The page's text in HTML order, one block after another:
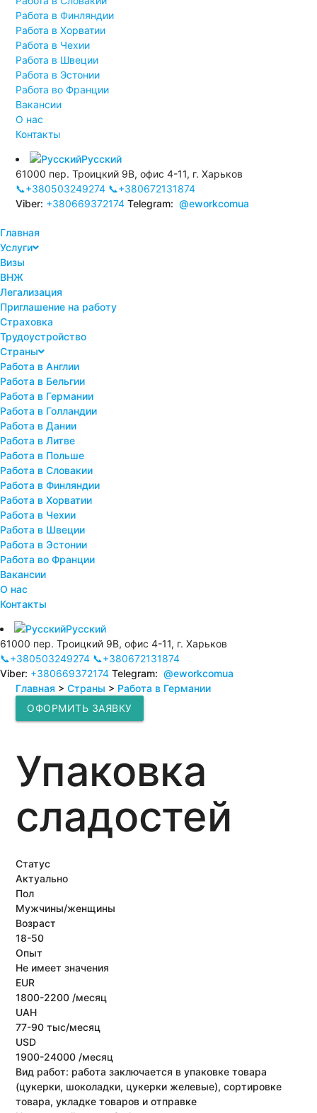
Работа в Финляндии
Работа в Хорватии
Работа в Чехии
Работа в Швеции
Работа в Эстонии
Работа во Франции
Вакансии
О нас
Контакты
Русский
61000 пер. Троицкий 9В, офис 4-11, г. Харьков
📞+380503249274 📞+380672131874
Viber: +380669372174 Telegram: @eworkcomua
Главная
Услуги
Визы
ВНЖ
Легализация
Приглашение на работу
Страховка
Трудоустройство
Страны
Работа в Англии
Работа в Бельгии
Работа в Германии
Работа в Голландии
Работа в Дании
Работа в Литве
Работа в Польше
Работа в Словакии
Работа в Финляндии
Работа в Хорватии
Работа в Чехии
Работа в Швеции
Работа в Эстонии
Работа во Франции
Вакансии
О нас
Контакты
Русский
61000 пер. Троицкий 9В, офис 4-11, г. Харьков
📞+380503249274 📞+380672131874
Viber: +380669372174 Telegram: @eworkcomua
Главная >Страны > Работа в Германии
ОФОРМИТЬ ЗАЯВКУ
Упаковка
сладостей
Статус
Актуально
Пол
Мужчины/женщины
Возраст
18-50
Опыт
Не имеет значения
EUR
1800-2200 /месяц
UAH
77-90 тыс/месяц
USD
1900-24000 /месяц
Вид работ: работа заключается в упаковке товара
(цукерки, шоколадки, цукерки желевые), сортировке
товара, укладке товаров и отправке